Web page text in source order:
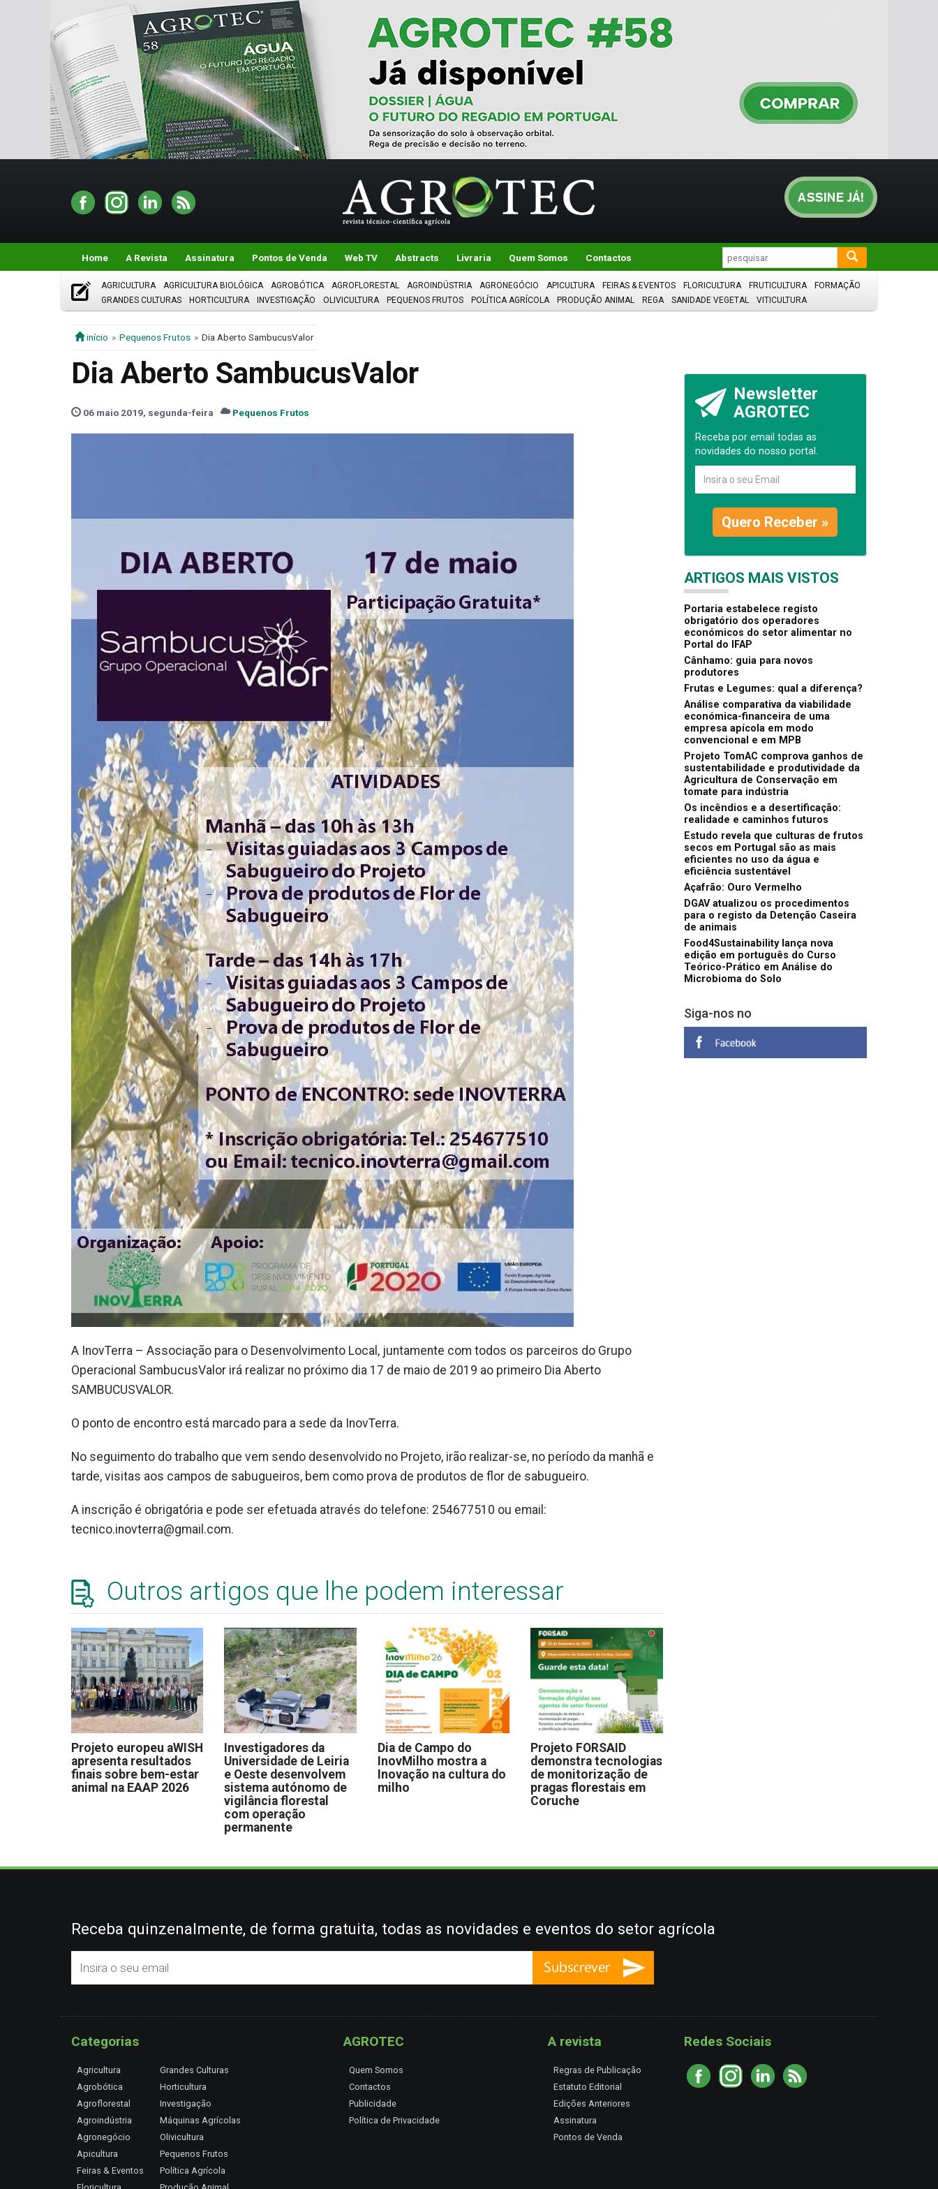
Home A Revista Assinatura Pontos de Venda Web TV Abstracts Livraria Quem Somos Contactos
AGRICULTURA AGRICULTURA BIOLÓGICA AGROBÓTICA AGROFLORESTAL AGROINDÚSTRIA AGRONEGÓCIO APICULTURA FEIRAS & EVENTOS FLORICULTURA FRUTICULTURA
FORMAÇÃO
GRANDES CULTURAS
HORTICULTURA INVESTIGAÇÃO OLIVICULTURA PEQUENOS FRUTOS POLÍTICA AGRÍCOLA PRODUÇÃO ANIMAL REGA SANIDADE VEGETAL VITICULTURA
início Pequenos Frutos Dia Aberto SambucusValor
Dia Aberto SambucusValor
06 maio 2019, segunda-feira Pequenos Frutos
A InovTerra – Associação para o Desenvolvimento Local, juntamente com todos os parceiros do Grupo
Operacional SambucusValor irá realizar no próximo dia 17 de maio de 2019 ao primeiro Dia Aberto
SAMBUCUSVALOR.
O ponto de encontro está marcado para a sede da InovTerra.
No seguimento do trabalho que vem sendo desenvolvido no Projeto, irão realizar-se, no período da manhã e
tarde, visitas aos campos de sabugueiros, bem como prova de produtos de flor de sabugueiro.
A inscrição é obrigatória e pode ser efetuada através do telefone: 254677510 ou email:
tecnico.inovterra@gmail.com.
Outros artigos que lhe podem interessar
Projeto europeu aWISH
apresenta resultados
finais sobre bem-estar
animal na EAAP 2026
Investigadores da
Universidade de Leiria
e Oeste desenvolvem
sistema autónomo de
vigilância florestal
com operação
permanente
Dia de Campo do
InovMilho mostra a
Inovação na cultura do
milho
Projeto FORSAID
demonstra tecnologias
de monitorização de
pragas florestais em
Coruche
Newsletter
AGROTEC
Receba por email todas as
novidades do nosso portal.
Quero Receber »
ARTIGOS MAIS VISTOS
Portaria estabelece registo
obrigatório dos operadores
económicos do setor alimentar no
Portal do IFAP
Cânhamo: guia para novos
produtores
Frutas e Legumes: qual a diferença?
Análise comparativa da viabilidade
económica-financeira de uma
empresa apícola em modo
convencional e em MPB
Projeto TomAC comprova ganhos de
sustentabilidade e produtividade da
Agricultura de Conservação em
tomate para indústria
Os incêndios e a desertificação:
realidade e caminhos futuros
Estudo revela que culturas de frutos
secos em Portugal são as mais
eficientes no uso da água e
eficiência sustentável
Açafrão: Ouro Vermelho
DGAV atualizou os procedimentos
para o registo da Detenção Caseira
de animais
Food4Sustainability lança nova
edição em português do Curso
Teórico-Prático em Análise do
Microbioma do Solo
Siga-nos no
Receba quinzenalmente, de forma gratuita, todas as novidades e eventos do setor agrícola
Categorias
Agricultura
Agrobótica
Agroflorestal
Agroindústria
Agronegócio
Apicultura
Feiras & Eventos
Grandes Culturas
Horticultura
Investigação
Máquinas Agrícolas
Olivicultura
Pequenos Frutos
Política Agrícola
AGROTEC
Quem Somos
Contactos
Publicidade
Política de Privacidade
A revista
Regras de Publicação
Estatuto Editorial
Edições Anteriores
Assinatura
Pontos de Venda
Redes Sociais